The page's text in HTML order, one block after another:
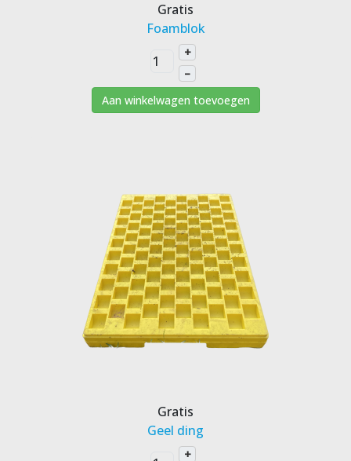
Gratis
Foamblok
+
–
Aan winkelwagen toevoegen
Gratis
Geel ding
+